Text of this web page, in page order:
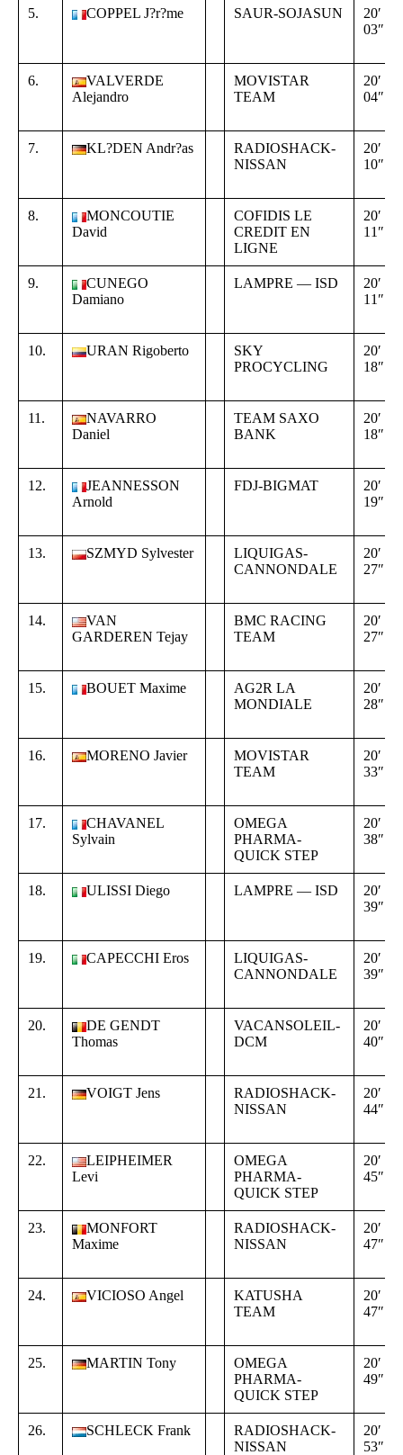
5. COPPEL J?r?me SAUR-SOJASUN
20′
03″
6.
VALVERDE
Alejandro
MOVISTAR
TEAM
20′
04″
7. KL?DEN Andr?as
RADIOSHACK-
NISSAN
20′
10″
8.
MONCOUTIE
David
COFIDIS LE
CREDIT EN
LIGNE
20′
11″
9.
CUNEGO
Damiano
LAMPRE — ISD
20′
11″
10. URAN Rigoberto
SKY
PROCYCLING
20′
18″
11.
NAVARRO
Daniel
TEAM SAXO
BANK
20′
18″
12.
JEANNESSON
Arnold
FDJ-BIGMAT
20′
19″
13. SZMYD Sylvester
LIQUIGAS-
CANNONDALE
20′
27″
14.
VAN
GARDEREN Tejay
BMC RACING
TEAM
20′
27″
15. BOUET Maxime
AG2R LA
MONDIALE
20′
28″
16. MORENO Javier
MOVISTAR
TEAM
20′
33″
17.
CHAVANEL
Sylvain
OMEGA
PHARMA-
QUICK STEP
20′
38″
18. ULISSI Diego LAMPRE — ISD
20′
39″
19. CAPECCHI Eros
LIQUIGAS-
CANNONDALE
20′
39″
20.
DE GENDT
Thomas
VACANSOLEIL-
DCM
20′
40″
21. VOIGT Jens
RADIOSHACK-
NISSAN
20′
44″
22.
LEIPHEIMER
Levi
OMEGA
PHARMA-
QUICK STEP
20′
45″
23.
MONFORT
Maxime
RADIOSHACK-
NISSAN
20′
47″
24. VICIOSO Angel
KATUSHA
TEAM
20′
47″
25. MARTIN Tony
OMEGA
PHARMA-
QUICK STEP
20′
49″
26. SCHLECK Frank
RADIOSHACK-
NISSAN
20′
53″